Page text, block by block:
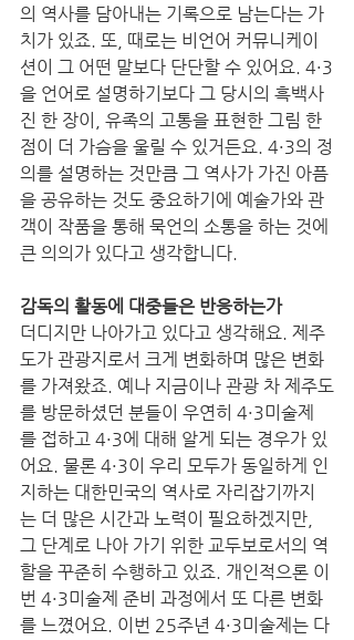
의 역사를 담아내는 기록으로 남는다는 가
치가 있죠. 또, 때로는 비언어 커뮤니케이
션이 그 어떤 말보다 단단할 수 있어요. 4·3
을 언어로 설명하기보다 그 당시의 흑백사
진 한 장이, 유족의 고통을 표현한 그림 한
점이 더 가슴을 울릴 수 있거든요. 4·3의 정
의를 설명하는 것만큼 그 역사가 가진 아픔
을 공유하는 것도 중요하기에 예술가와 관
객이 작품을 통해 묵언의 소통을 하는 것에
큰 의의가 있다고 생각합니다.
감독의 활동에 대중들은 반응하는가
더디지만 나아가고 있다고 생각해요. 제주
도가 관광지로서 크게 변화하며 많은 변화
를 가져왔죠. 예나 지금이나 관광 차 제주도
를 방문하셨던 분들이 우연히 4·3미술제
를 접하고 4·3에 대해 알게 되는 경우가 있
어요. 물론 4·3이 우리 모두가 동일하게 인
지하는 대한민국의 역사로 자리잡기까지
는 더 많은 시간과 노력이 필요하겠지만,
그 단계로 나아 가기 위한 교두보로서의 역
할을 꾸준히 수행하고 있죠. 개인적으론 이
번 4·3미술제 준비 과정에서 또 다른 변화
를 느꼈어요. 이번 25주년 4·3미술제는 다